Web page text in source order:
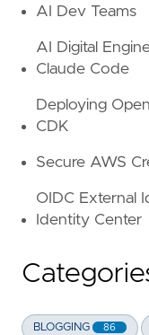
AI Dev Teams
AI Digital
Claude Code
Deploying
CDK
Secure AWS
OIDC External
Identity Center
BLOGGING 86